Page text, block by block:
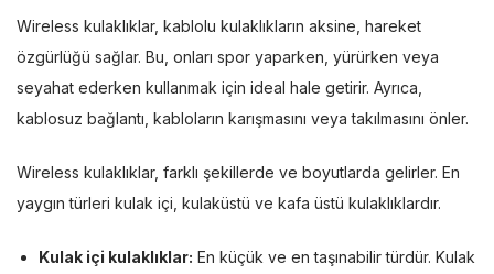
Wireless kulaklıklar, kablolu kulaklıkların aksine, hareket
özgürlüğü sağlar. Bu, onları spor yaparken, yürürken veya
seyahat ederken kullanmak için ideal hale getirir. Ayrıca,
kablosuz bağlantı, kabloların karışmasını veya takılmasını önler.
Wireless kulaklıklar, farklı şekillerde ve boyutlarda gelirler. En
yaygın türleri kulak içi, kulaküstü ve kafa üstü kulaklıklardır.
Kulak içi kulaklıklar: En küçük ve en taşınabilir türdür. Kulak